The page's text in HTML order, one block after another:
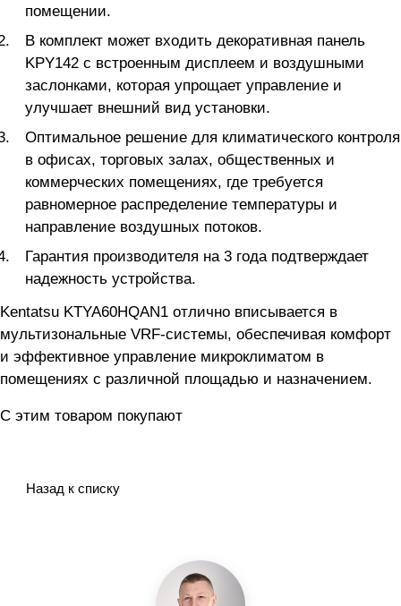
помещении.
В комплект может входить декоративная панель
KPY142 с встроенным дисплеем и воздушными
заслонками, которая упрощает управление и
улучшает внешний вид установки.
Оптимальное решение для климатического контроля
в офисах, торговых залах, общественных и
коммерческих помещениях, где требуется
равномерное распределение температуры и
направление воздушных потоков.
Гарантия производителя на 3 года подтверждает
надежность устройства.
Kentatsu KTYA60HQAN1 отлично вписывается в
мультизональные VRF-системы, обеспечивая комфорт
и эффективное управление микроклиматом в
помещениях с различной площадью и назначением.
С этим товаром покупают
Назад к списку